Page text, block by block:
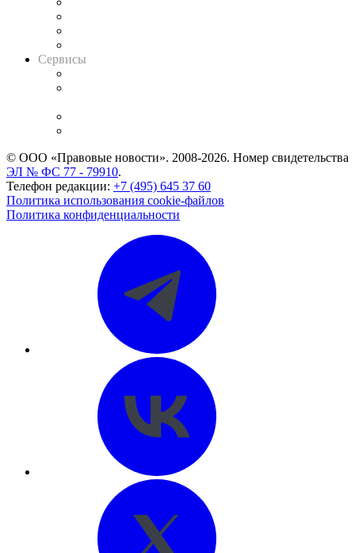
Сервисы
© ООО «Правовые новости». 2008-2026. Номер свидетельства
ЭЛ № ФС 77 - 79910.
Телефон редакции: +7 (495) 645 37 60
Политика использования cookie-файлов
Политика конфиденциальности